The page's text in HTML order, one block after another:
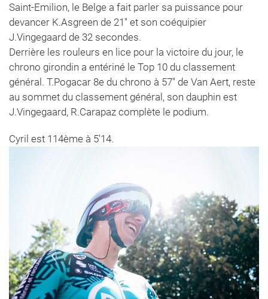
Saint-Emilion, le Belge a fait parler sa puissance pour
devancer K.Asgreen de 21'' et son coéquipier
J.Vingegaard de 32 secondes.
Derrière les rouleurs en lice pour la victoire du jour, le
chrono girondin a entériné le Top 10 du classement
général. T.Pogacar 8e du chrono à 57'' de Van Aert, reste
au sommet du classement général, son dauphin est
J.Vingegaard, R.Carapaz complète le podium.
Cyril est 114ème à 5'14.